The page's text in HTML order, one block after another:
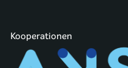
Kooperationen